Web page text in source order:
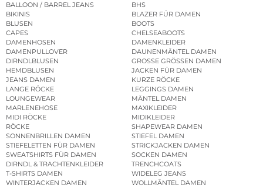
BALLOON / BARREL JEANS
BHS
BIKINIS
BLAZER FÜR DAMEN
BLUSEN
BOOTS
CAPES
CHELSEABOOTS
DAMENHOSEN
DAMENKLEIDER
DAMENPULLOVER
DAUNENMÄNTEL DAMEN
DIRNDLBLUSEN
GROSSE GRÖSSEN DAMEN
HEMDBLUSEN
JACKEN FÜR DAMEN
JEANS DAMEN
KURZE RÖCKE
LANGE RÖCKE
LEGGINGS DAMEN
LOUNGEWEAR
MÄNTEL DAMEN
MARLENEHOSE
MAXIKLEIDER
MIDI RÖCKE
MIDIKLEIDER
RÖCKE
SHAPEWEAR DAMEN
SONNENBRILLEN DAMEN
STIEFEL DAMEN
STIEFELETTEN FÜR DAMEN
STRICKJACKEN DAMEN
SWEATSHIRTS FÜR DAMEN
SOCKEN DAMEN
DIRNDL & TRACHTENKLEIDER
TRENCHCOATS
T-SHIRTS DAMEN
WIDELEG JEANS
WINTERJACKEN DAMEN
WOLLMÄNTEL DAMEN